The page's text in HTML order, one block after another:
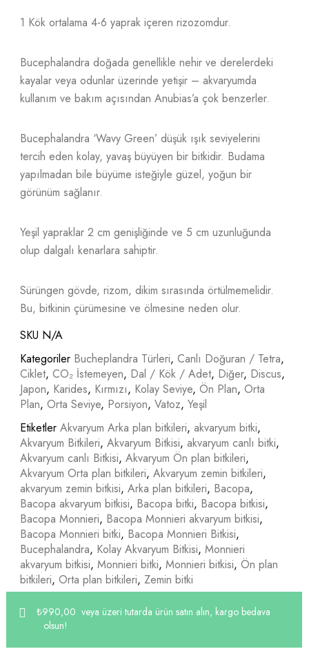
1 Kök ortalama 4-6 yaprak içeren rizozomdur.
Bucephalandra doğada genellikle nehir ve derelerdeki
kayalar veya odunlar üzerinde yetişir – akvaryumda
kullanım ve bakım açısından Anubias’a çok benzerler.
Bucephalandra ‘Wavy Green’ düşük ışık seviyelerini
tercih eden kolay, yavaş büyüyen bir bitkidir. Budama
yapılmadan bile büyüme isteğiyle güzel, yoğun bir
görünüm sağlanır.
Yeşil yapraklar 2 cm genişliğinde ve 5 cm uzunluğunda
olup dalgalı kenarlara sahiptir.
Sürüngen gövde, rizom, dikim sırasında örtülmemelidir.
Bu, bitkinin çürümesine ve ölmesine neden olur.
SKU N/A
Kategoriler Bucheplandra Türleri, Canlı Doğuran / Tetra,
Ciklet, CO₂ İstemeyen, Dal / Kök / Adet, Diğer, Discus,
Japon, Karides, Kırmızı, Kolay Seviye, Ön Plan, Orta
Plan, Orta Seviye, Porsiyon, Vatoz, Yeşil
Etiketler Akvaryum Arka plan bitkileri, akvaryum bitki,
Akvaryum Bitkileri, Akvaryum Bitkisi, akvaryum canlı bitki,
Akvaryum canlı Bitkisi, Akvaryum Ön plan bitkileri,
Akvaryum Orta plan bitkileri, Akvaryum zemin bitkileri,
akvaryum zemin bitkisi, Arka plan bitkileri, Bacopa,
Bacopa akvaryum bitkisi, Bacopa bitki, Bacopa bitkisi,
Bacopa Monnieri, Bacopa Monnieri akvaryum bitkisi,
Bacopa Monnieri bitki, Bacopa Monnieri Bitkisi,
Bucephalandra, Kolay Akvaryum Bitkisi, Monnieri
akvaryum bitkisi, Monnieri bitki, Monnieri bitkisi, Ön plan
bitkileri, Orta plan bitkileri, Zemin bitki
₺990,00 ‎ veya üzeri tutarda ürün satın alın, kargo bedava
olsun!